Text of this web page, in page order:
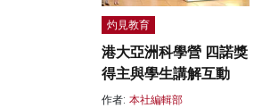
灼見教育
港大亞洲科學營 四諾獎
得主與學生講解互動
作者: 本社編輯部